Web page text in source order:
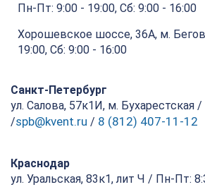
Пн-Пт: 9:00 - 19:00, Сб: 9:00 - 16:00
Хорошевское шоссе, 36А, м.
19:00, Сб: 9:00 - 16:00
Санкт-Петербург
ул. Салова, 57к1И, м. Бухарестская
/spb@kvent.ru / 8 (812) 407-11-12
Краснодар
ул. Уральская, 83к1, лит Ч / Пн-Пт: